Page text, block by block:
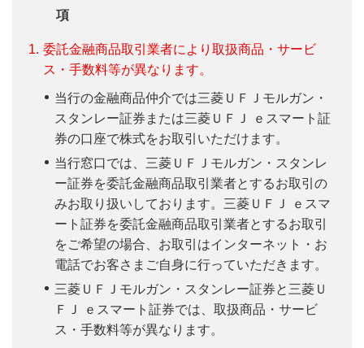
項
1. 委託金融商品取引業者により取扱商品・サービ
ス・手数料等が異なります。
当行の金融商品仲介では三菱ＵＦＪモルガン・
スタンレー証券または三菱ＵＦＪ ｅスマート証
券の口座で株式をお取引いただけます。
当行窓口では、三菱ＵＦＪモルガン・スタンレ
ー証券を委託金融商品取引業者とするお取引の
みお取り扱いしております。三菱ＵＦＪ ｅスマ
ート証券を委託金融商品取引業者とするお取引
をご希望の場合、お取引はインターネット・お
電話でお客さまご自身に行っていただきます。
三菱ＵＦＪモルガン・スタンレー証券と三菱Ｕ
ＦＪ ｅスマート証券では、取扱商品・サービ
ス・手数料等が異なります。